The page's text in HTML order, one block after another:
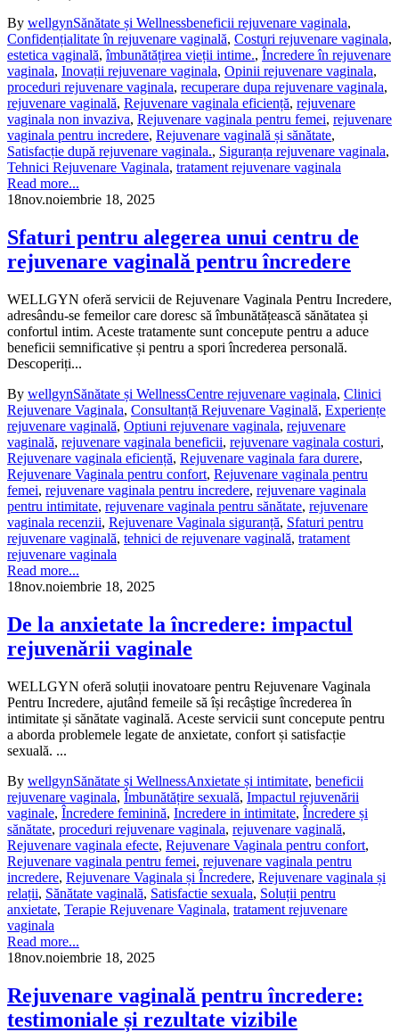
By wellgynSănătate și Wellnessbeneficii rejuvenare vaginala,
Confidențialitate în rejuvenare vaginală, Costuri rejuvenare vaginala,
estetica vaginală,îmbunătățirea vieții intime., Încredere în rejuvenare
vaginala, Inovații rejuvenare vaginala, Opinii rejuvenare vaginala,
proceduri rejuvenare vaginala, recuperare dupa rejuvenare vaginala,
rejuvenare vaginală, Rejuvenare vaginala eficiență, rejuvenare
vaginala non invaziva, Rejuvenare vaginala pentru femei, rejuvenare
vaginala pentru incredere, Rejuvenare vaginală și sănătate,
Satisfacție după rejuvenare vaginala., Siguranța rejuvenare vaginala,
Tehnici Rejuvenare Vaginala, tratament rejuvenare vaginala
Read more...
18nov.noiembrie 18, 2025
Sfaturi pentru alegerea unui centru de
rejuvenare vaginală pentru încredere
WELLGYN oferă servicii de Rejuvenare Vaginala Pentru Incredere,
adresându-se femeilor care doresc să îmbunătățească sănătatea și
confortul intim. Aceste tratamente sunt concepute pentru a aduce
beneficii semnificative și pentru a spori încrederea personală.
Descoperiți...
By wellgynSănătate și WellnessCentre rejuvenare vaginala, Clinici
Rejuvenare Vaginala, Consultanță Rejuvenare Vaginală, Experiențe
rejuvenare vaginală, Optiuni rejuvenare vaginala, rejuvenare
vaginală, rejuvenare vaginala beneficii, rejuvenare vaginala costuri,
Rejuvenare vaginala eficiență, Rejuvenare vaginala fara durere,
Rejuvenare Vaginala pentru confort, Rejuvenare vaginala pentru
femei, rejuvenare vaginala pentru incredere, rejuvenare vaginala
pentru intimitate, rejuvenare vaginala pentru sănătate, rejuvenare
vaginala recenzii, Rejuvenare Vaginala siguranță, Sfaturi pentru
rejuvenare vaginală, tehnici de rejuvenare vaginală, tratament
rejuvenare vaginala
Read more...
18nov.noiembrie 18, 2025
De la anxietate la încredere: impactul
rejuvenării vaginale
WELLGYN oferă soluții inovatoare pentru Rejuvenare Vaginala
Pentru Incredere, ajutând femeile să își recâștige încrederea în
intimitate și sănătate vaginală. Aceste servicii sunt concepute pentru
a aborda problemele legate de anxietate, confort și satisfacție
sexuală. ...
By wellgynSănătate și WellnessAnxietate și intimitate, beneficii
rejuvenare vaginala, Îmbunătățire sexuală, Impactul rejuvenării
vaginale, Încredere feminină, Incredere in intimitate, Încredere și
sănătate, proceduri rejuvenare vaginala, rejuvenare vaginală,
Rejuvenare vaginala efecte, Rejuvenare Vaginala pentru confort,
Rejuvenare vaginala pentru femei, rejuvenare vaginala pentru
incredere, Rejuvenare Vaginala și Încredere, Rejuvenare vaginala și
relații, Sănătate vaginală, Satisfactie sexuala, Soluții pentru
anxietate, Terapie Rejuvenare Vaginala, tratament rejuvenare
vaginala
Read more...
18nov.noiembrie 18, 2025
Rejuvenare vaginală pentru încredere:
testimoniale și rezultate vizibile